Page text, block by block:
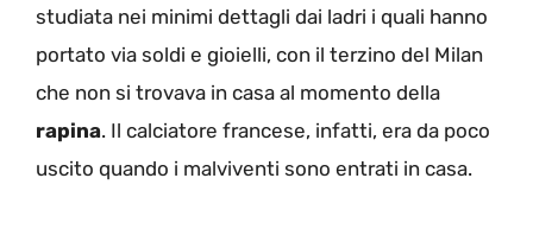
studiata nei minimi dettagli dai ladri i quali hanno
portato via soldi e gioielli, con il terzino del Milan
che non si trovava in casa al momento della
rapina. Il calciatore francese, infatti, era da poco
uscito quando i malviventi sono entrati in casa.